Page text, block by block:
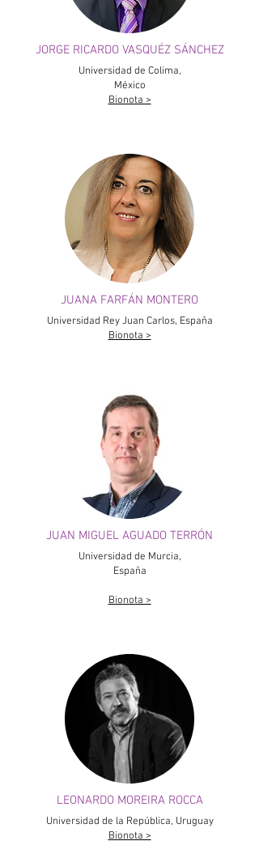
JORGE RICARDO VASQUÉZ SÁNCHEZ
Universidad de Colima,
México
Bionota >
JUANA FARFÁN MONTERO
Universidad Rey Juan Carlos, España
Bionota >
JUAN MIGUEL AGUADO TERRÓN
Universidad de Murcia,
España
Bionota >
LEONARDO MOREIRA ROCCA
Universidad de la República, Uruguay
Bionota >